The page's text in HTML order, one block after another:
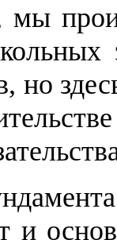
мы
но
и